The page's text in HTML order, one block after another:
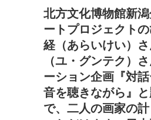
北方文化博物館新
ートプロジェクト
経（あらいけい）
（ユ・グンテク）
ーション企画『対
音を聴きながら』
で、二人の画家の